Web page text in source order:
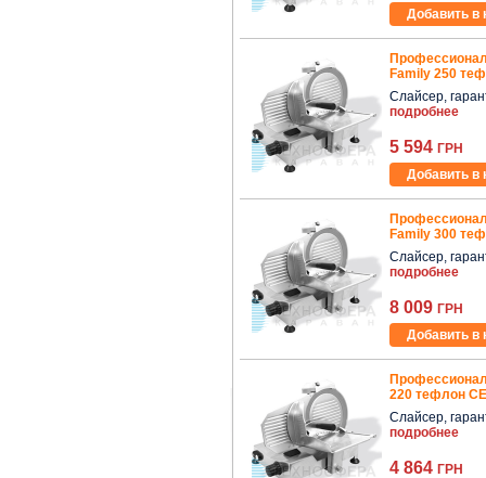
Добавить в
Family 250
Слайсер,
подробнее
5 594 ГРН
Добавить в
Family 300
Слайсер,
подробнее
8 009 ГРН
Добавить в
220 тефлон
Слайсер,
подробнее
4 864 ГРН